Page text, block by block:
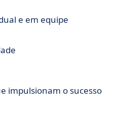
e em equipe
impulsionam o sucesso